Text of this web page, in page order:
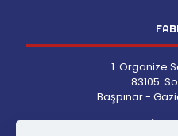
1. Organize
83105.
Başpınar -
Pazartesi-